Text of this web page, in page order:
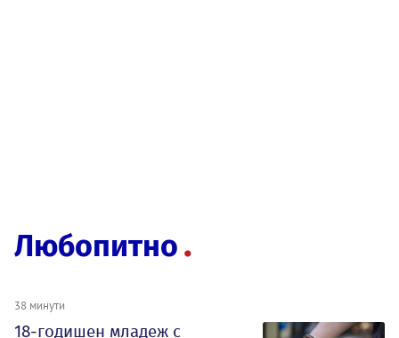
Любопитно
38 минути
18-годишен младеж с